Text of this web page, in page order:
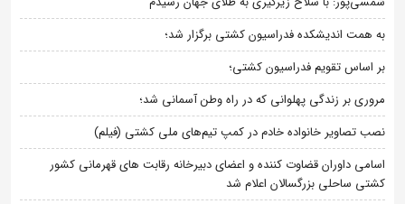
به همت اندیشکده فدراسیون کشتی برگزار شد؛
بر اساس تقویم فدراسیون کشتی؛
مروری بر زندگی پهلوانی که در راه وطن آسمانی شد؛
نصب تصاویر خانواده خادم در کمپ تیم‌های ملی کشتی (فیلم)
اسامی داوران قضاوت کننده و اعضای دبیرخانه رقابت های قهرمانی کشور
کشتی ساحلی بزرگسالان اعلام شد